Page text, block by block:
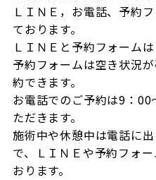
ＬＩＮＥ，お電話、予約
ております。
ＬＩＮＥと予約フォーム
予約フォームは空き状況
約できます。
お電話でのご予約は9：
ただきます。
施術中や休憩中は電話に
で、ＬＩＮＥや予約フォ
おります。